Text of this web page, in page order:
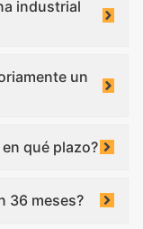
industrial
un
qué plazo?
36 meses?